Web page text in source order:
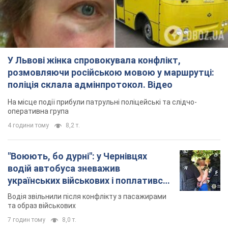
У Львові жінка спровокувала конфлікт,
розмовляючи російською мовою у маршрутці:
поліція склала адмінпротокол. Відео
На місце події прибули патрульні поліцейські та слідчо-
оперативна група
4 години тому 8,2 т.
"Воюють, бо дурні": у Чернівцях
водій автобуса зневажив
українських військових і поплатився.
Відео
Водія звільнили після конфлікту з пасажирами
та образ військових
7 годин тому 8,0 т.